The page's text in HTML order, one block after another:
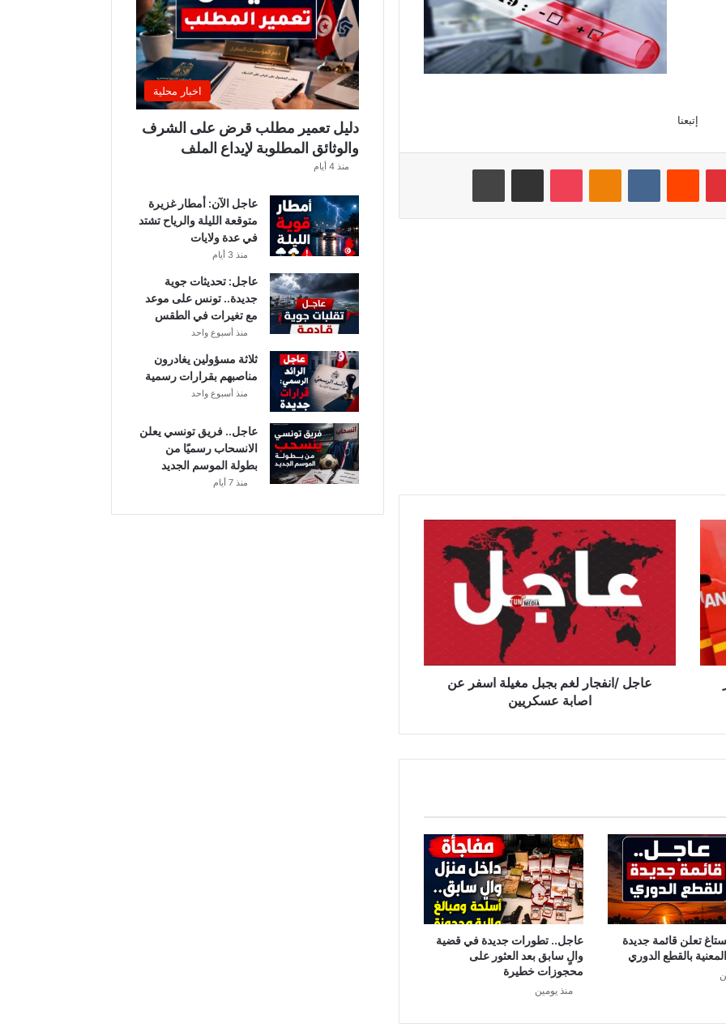
إتبعنا
بينتيريست
ج
غ
ل
م
غ
ي
ل
ة
ا
س
ف
ا
عاجل /انفجار لغم بجبل مغيلة اسفر عن
اصابة عسكريين
تعلن قائمة جديدة
بالقطع الدوري
عاجل.. تطورات جديدة في قضية
والٍ سابق بعد العثور على
محجوزات خطيرة
منذ يومين
ا
ل
غ
ن
و
ش
ي
ك
ا
ل
ت
ف
ا
ص
ي
ل
اخبار محلية
دليل تعمير مطلب قرض على الشرف
والوثائق المطلوبة لإيداع الملف
منذ 4 أيام
عاجل الآن: أمطار غزيرة
متوقعة الليلة والرياح تشتد
في عدة ولايات
منذ 3 أيام
عاجل: تحديثات جوية
جديدة.. تونس على موعد
مع تغيرات في الطقس
منذ أسبوع واحد
ثلاثة مسؤولين يغادرون
مناصبهم بقرارات رسمية
منذ أسبوع واحد
عاجل.. فريق تونسي يعلن
الانسحاب رسميًا من
بطولة الموسم الجديد
منذ 7 أيام